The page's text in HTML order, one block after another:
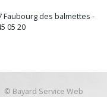
Faubourg des balmettes -
05 20
© Bayard Service Web